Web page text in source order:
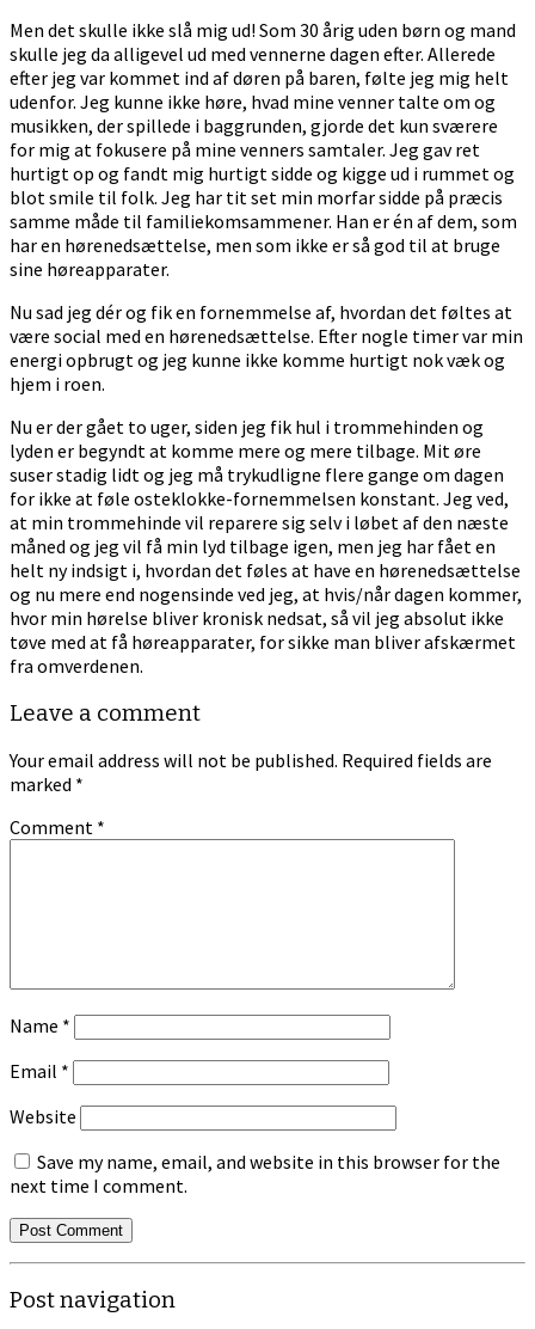
Men det skulle ikke slå mig ud! Som 30 årig uden børn og mand
skulle jeg da alligevel ud med vennerne dagen efter. Allerede
efter jeg var kommet ind af døren på baren, følte jeg mig helt
udenfor. Jeg kunne ikke høre, hvad mine venner talte om og
musikken, der spillede i baggrunden, gjorde det kun sværere
for mig at fokusere på mine venners samtaler. Jeg gav ret
hurtigt op og fandt mig hurtigt sidde og kigge ud i rummet og
blot smile til folk. Jeg har tit set min morfar sidde på præcis
samme måde til familiekomsammener. Han er én af dem, som
har en hørenedsættelse, men som ikke er så god til at bruge
sine høreapparater.
Nu sad jeg dér og fik en fornemmelse af, hvordan det føltes at
være social med en hørenedsættelse. Efter nogle timer var min
energi opbrugt og jeg kunne ikke komme hurtigt nok væk og
hjem i roen.
Nu er der gået to uger, siden jeg fik hul i trommehinden og
lyden er begyndt at komme mere og mere tilbage. Mit øre
suser stadig lidt og jeg må trykudligne flere gange om dagen
for ikke at føle osteklokke-fornemmelsen konstant. Jeg ved,
at min trommehinde vil reparere sig selv i løbet af den næste
måned og jeg vil få min lyd tilbage igen, men jeg har fået en
helt ny indsigt i, hvordan det føles at have en hørenedsættelse
og nu mere end nogensinde ved jeg, at hvis/når dagen kommer,
hvor min hørelse bliver kronisk nedsat, så vil jeg absolut ikke
tøve med at få høreapparater, for sikke man bliver afskærmet
fra omverdenen.
Leave a comment
Your email address will not be published. Required fields are
marked *
Comment *
Name *
Email *
Website
Save my name, email, and website in this browser for the
next time I comment.
Post navigation